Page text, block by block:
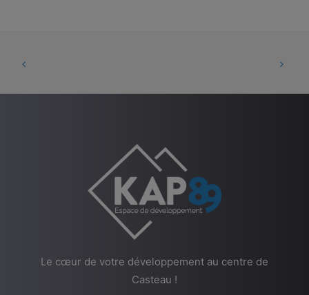
Le cœur de votre développement au centre de
Casteau !